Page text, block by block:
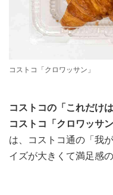
コストコ「クロワッサン」
コストコの「これだけ
コストコ「クロワッサン
は、コストコ通の「我
イズが大きくて満足感